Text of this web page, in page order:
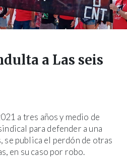
a Las seis
a tres años y medio de
para defender a una
se publica el perdón de otras
en su caso por robo.